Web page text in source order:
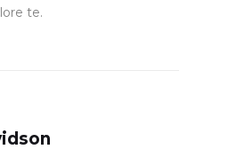
te.